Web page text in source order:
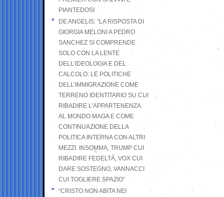
PIANTEDOSI
DE ANGELIS: “LA RISPOSTA DI
GIORGIA MELONI A PEDRO
SANCHEZ SI COMPRENDE
SOLO CON LA LENTE
DELL’IDEOLOGIA E DEL
CALCOLO: LE POLITICHE
DELL’IMMIGRAZIONE COME
TERRENO IDENTITARIO SU CUI
RIBADIRE L’APPARTENENZA
AL MONDO MAGA E COME
CONTINUAZIONE DELLA
POLITICA INTERNA CON ALTRI
MEZZI. INSOMMA, TRUMP CUI
RIBADIRE FEDELTÀ, VOX CUI
DARE SOSTEGNO, VANNACCI
CUI TOGLIERE SPAZIO”
“CRISTO NON ABITA NEI